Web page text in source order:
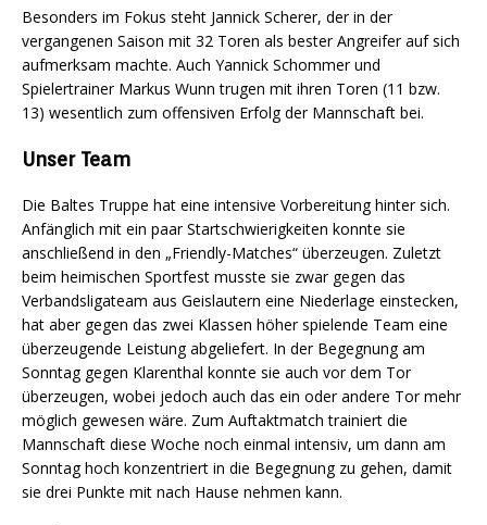
Besonders im Fokus steht Jannick Scherer, der in der
vergangenen Saison mit 32 Toren als bester Angreifer auf sich
aufmerksam machte. Auch Yannick Schommer und
Spielertrainer Markus Wunn trugen mit ihren Toren (11 bzw.
13) wesentlich zum offensiven Erfolg der Mannschaft bei.
Unser Team
Die Baltes Truppe hat eine intensive Vorbereitung hinter sich.
Anfänglich mit ein paar Startschwierigkeiten konnte sie
anschließend in den „Friendly-Matches“ überzeugen. Zuletzt
beim heimischen Sportfest musste sie zwar gegen das
Verbandsligateam aus Geislautern eine Niederlage einstecken,
hat aber gegen das zwei Klassen höher spielende Team eine
überzeugende Leistung abgeliefert. In der Begegnung am
Sonntag gegen Klarenthal konnte sie auch vor dem Tor
überzeugen, wobei jedoch auch das ein oder andere Tor mehr
möglich gewesen wäre. Zum Auftaktmatch trainiert die
Mannschaft diese Woche noch einmal intensiv, um dann am
Sonntag hoch konzentriert in die Begegnung zu gehen, damit
sie drei Punkte mit nach Hause nehmen kann.